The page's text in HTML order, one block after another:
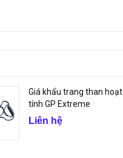
Giá khẩu trang than hoạt
tính GP Extreme
Liên hệ